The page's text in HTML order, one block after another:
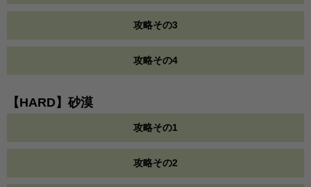
攻略その3
攻略その4
【HARD】砂漠
攻略その1
攻略その2